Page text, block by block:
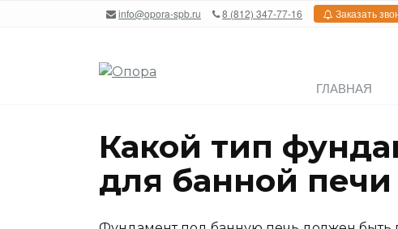
info@opora-spb.ru 8 (812) 347-77-16 Заказать
ГЛАВНАЯ
Какой тип
для банной печи